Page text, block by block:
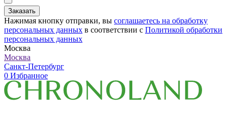
Заказать
Нажимая кнопку отправки, вы соглашаетесь на обработку
персональных данных в соответствии с Политикой обработки
персональных данных
Москва
Москва
Санкт-Петербург
0 Избранное